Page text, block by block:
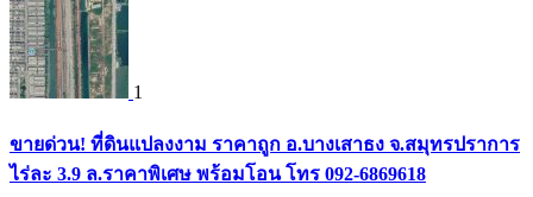
1
ขายด่วน! ที่ดินแปลงงาม ราคาถูก อ.บางเสาธง จ.สมุทรปราการ
ไร่ละ 3.9 ล.ราคาพิเศษ พร้อมโอน โทร 092-6869618